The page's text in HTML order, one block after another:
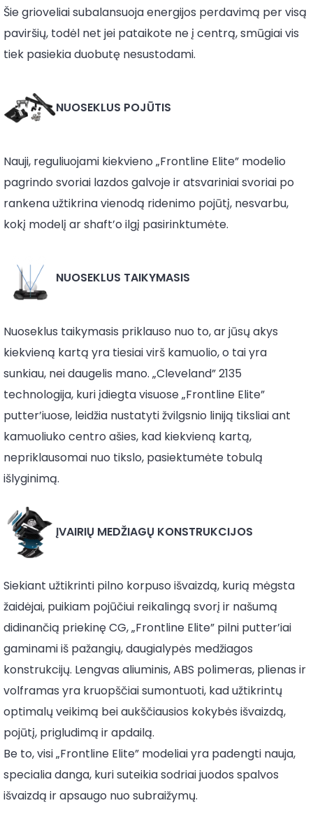
Šie grioveliai subalansuoja energijos perdavimą per visą
paviršių, todėl net jei pataikote ne į centrą, smūgiai vis
tiek pasiekia duobutę nesustodami.
NUOSEKLUS POJŪTIS
Nauji, reguliuojami kiekvieno „Frontline Elite” modelio
pagrindo svoriai lazdos galvoje ir atsvariniai svoriai po
rankena užtikrina vienodą ridenimo pojūtį, nesvarbu,
kokį modelį ar shaft’o ilgį pasirinktumėte.
NUOSEKLUS TAIKYMASIS
Nuoseklus taikymasis priklauso nuo to, ar jūsų akys
kiekvieną kartą yra tiesiai virš kamuolio, o tai yra
sunkiau, nei daugelis mano. „Cleveland” 2135
technologija, kuri įdiegta visuose „Frontline Elite”
putter’iuose, leidžia nustatyti žvilgsnio liniją tiksliai ant
kamuoliuko centro ašies, kad kiekvieną kartą,
nepriklausomai nuo tikslo, pasiektumėte tobulą
išlyginimą.
ĮVAIRIŲ MEDŽIAGŲ KONSTRUKCIJOS
Siekiant užtikrinti pilno korpuso išvaizdą, kurią mėgsta
žaidėjai, puikiam pojūčiui reikalingą svorį ir našumą
didinančią priekinę CG, „Frontline Elite” pilni putter’iai
gaminami iš pažangių, daugialypės medžiagos
konstrukcijų. Lengvas aliuminis, ABS polimeras, plienas ir
volframas yra kruopščiai sumontuoti, kad užtikrintų
optimalų veikimą bei aukščiausios kokybės išvaizdą,
pojūtį, prigludimą ir apdailą.
Be to, visi „Frontline Elite” modeliai yra padengti nauja,
specialia danga, kuri suteikia sodriai juodos spalvos
išvaizdą ir apsaugo nuo subraižymų.